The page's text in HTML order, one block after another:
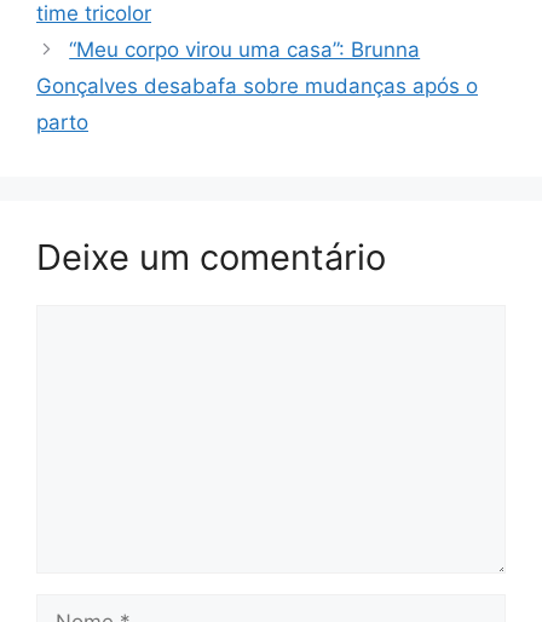
time tricolor
“Meu corpo virou uma casa”: Brunna
Gonçalves desabafa sobre mudanças após o
parto
Deixe um comentário
Nome